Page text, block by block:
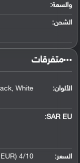
والسعة:
الشحن:
متفرقات
الألوان: , White
SAR EU:
السعر: 4/10 (About 200 EUR)